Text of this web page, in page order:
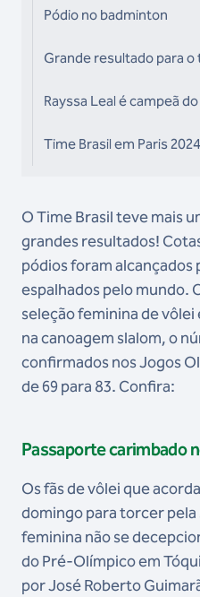
Pódio no badminton
Grande resultado para
Rayssa Leal é campeã
Time Brasil em Paris 2024
O Time Brasil teve mais
grandes resultados!
pódios foram
espalhados pelo mundo.
seleção feminina de vôlei
na canoagem slalom, o
confirmados nos Jogos
de 69 para 83. Confira:
Passaporte carimbado
Os fãs de vôlei que
domingo para torcer pela
feminina não se
do Pré-Olímpico em
por José Roberto